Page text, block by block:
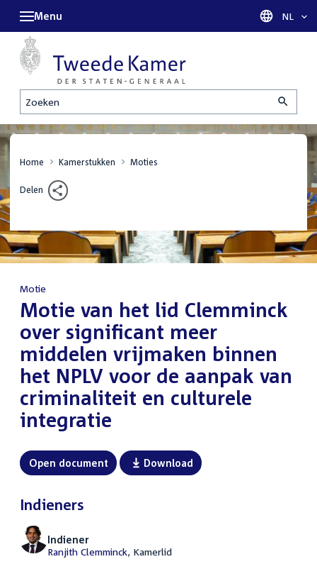
Zoeken
Menu Taal
NL
Home Kamerstukken Moties
Delen
Motie
:Motie van het lid Clemminck
over significant meer
middelen vrijmaken binnen
het NPLV voor de aanpak van
criminaliteit en culturele
integratie
Open document Download
Indieners
Indiener
Ranjith Clemminck, Kamerlid